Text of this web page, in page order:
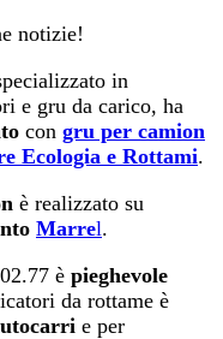
notizie!
in
e gru da carico, ha
con gru per camion
Ecologia e Rottami.
è realizzato su
Marrel.
è pieghevole
da rottame è
e per